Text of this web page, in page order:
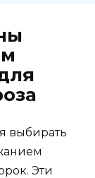
выбирать
Эти